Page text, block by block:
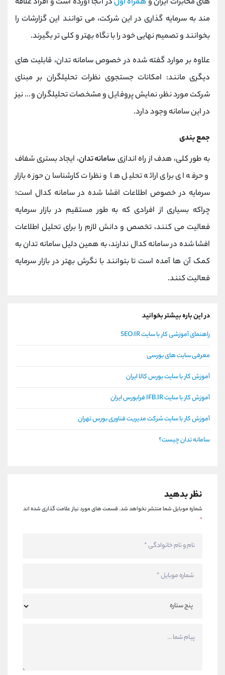
مند به سرمایه گذاری در این شرکت، می توانند این گزارشات را
بخوانند و تصمیم نهایی خود را با نگاه بهتر و کلی تر بگیرند.
علاوه بر موارد گفته شده در خصوص سامانه تدان، قابلیت های
دیگری مانند: امکانات جستجوی نظرات تحلیلگران بر مبنای
شرکت مورد نظر، نمایش پروفایل و مشخصات تحلیلگران و... نیز
در این سامانه وجود دارد.
جمع بندی
به طور کلی، هدف از راه اندازی سامانه تدان، ایجاد بستری شفاف
و حرفه ای برای ارائه تحلیل ها و نظرات کارشناسان حوزه بازار
سرمایه در خصوص اطلاعات افشا شده در سامانه کدال است؛
چراکه بسیاری از افرادی که به طور مستقیم در بازار سرمایه
فعالیت می کنند، تخصص و دانش لازم را برای تحلیل اطلاعات
افشا شده در سامانه کدال ندارند، به همین دلیل سامانه تدان به
کمک آن ها آمده است تا بتوانند با نگرش بهتر در بازار سرمایه
فعالیت کنند.
در این باره بیشتر بخوانید
راهنمای آموزشی کار با سایت SEO.IR
معرفی سایت های بورسی
آموزش کار با سایت بورس کالا ایران
آموزش کار با سایت IFB.IR فرابورس ایران
آموزش کار با سایت شرکت مدیریت فناوری بورس تهران
سامانه تدان چیست؟
نظر بدهید
شماره موبایل شما منتشر نخواهد شد.قسمت های مورد نیاز علامت گذاری شده اند
*